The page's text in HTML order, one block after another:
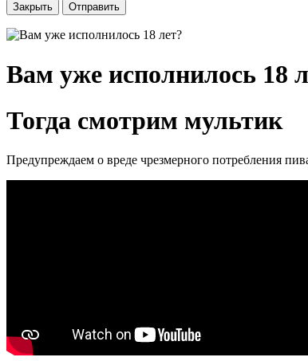
Закрыть Отправить
Вам уже исполнилось 18
Тогда смотрим мультик
Предупреждаем о вреде чрезмерного потребления